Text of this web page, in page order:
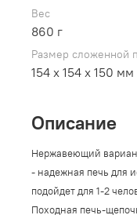
Вес
860 г
Размер сложенной
154 х 154 х 150 мм
Описание
Нержавеющий
- надежная печь для
подойдет для 1-2
Походная печь-